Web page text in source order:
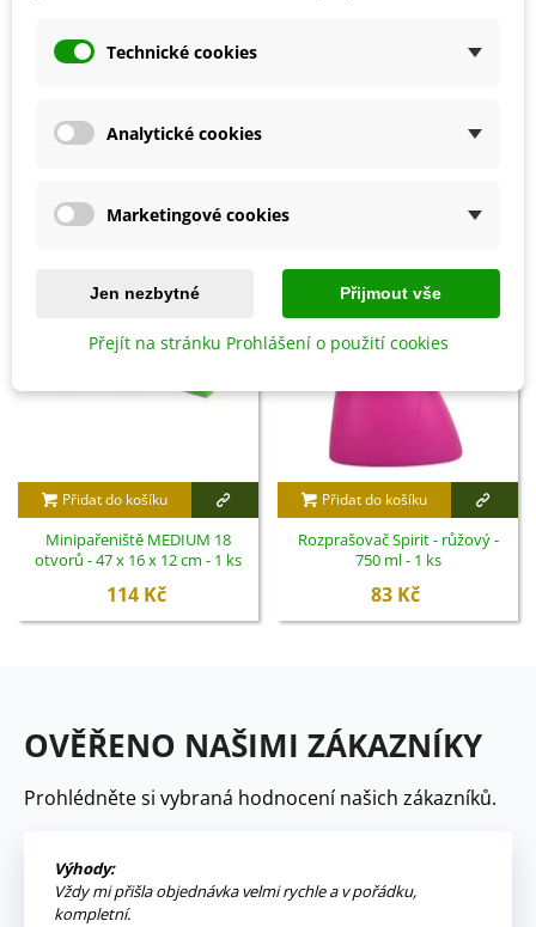
Přidat do košíku
Minipařeniště MEDIUM 18
otvorů - 47 x 16 x 12 cm - 1 ks
114 Kč
Přidat do košíku
Rozprašovač Spirit - růžový -
750 ml - 1 ks
83 Kč
OVĚŘENO NAŠIMI ZÁKAZNÍKY
Prohlédněte si vybraná hodnocení našich zákazníků.
Výhody:
Vždy mi přišla objednávka velmi rychle a v pořádku,
kompletní.
Technické cookies
Analytické cookies
Marketingové cookies
Jen nezbytné Přijmout vše
Přejít na stránku Prohlášení o použití cookies